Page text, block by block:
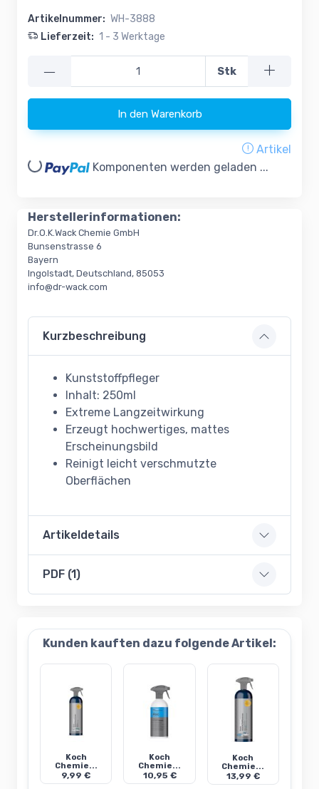
Artikelnummer: WH-3888
Lieferzeit: 1 - 3 Werktage
— Stk
In den Warenkorb
Artikel
Loading... Komponenten werden geladen ...
Herstellerinformationen:
Dr.O.K.Wack Chemie GmbH
Bunsenstrasse 6
Bayern
Ingolstadt, Deutschland, 85053
info@dr-wack.com
Kurzbeschreibung
Kunststoffpfleger
Inhalt: 250ml
Extreme Langzeitwirkung
Erzeugt hochwertiges, mattes
Erscheinungsbild
Reinigt leicht verschmutzte
Oberflächen
Artikeldetails
PDF (1)
Kunden kauften dazu folgende Artikel:
Koch
Chemie...
9,99 €
Koch
Chemie...
10,95 €
Koch
Chemie...
13,99 €